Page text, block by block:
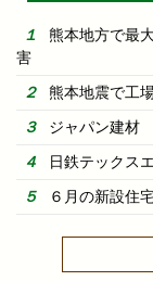
熊本地方で最
害
熊本地震で工
ジャパン建材
日鉄テックス
６月の新設住